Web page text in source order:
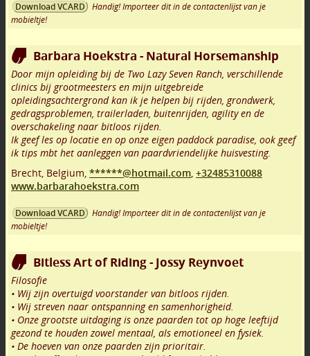
Download VCARD
Handig! Importeer dit in de contactenlijst van je
mobieltje!
Barbara Hoekstra - Natural Horsemanship
Door mijn opleiding bij de Two Lazy Seven Ranch, verschillende
clinics bij grootmeesters en mijn uitgebreide
opleidingsachtergrond kan ik je helpen bij rijden, grondwerk,
gedragsproblemen, trailerladen, buitenrijden, agility en de
overschakeling naar bitloos rijden.
Ik geef les op locatie en op onze eigen paddock paradise, ook geef
ik tips mbt het aanleggen van paardvriendelijke huisvesting.
Brecht, Belgium, ******@hotmail.com, +32485310088
www.barbarahoekstra.com
Download VCARD
Handig! Importeer dit in de contactenlijst van je
mobieltje!
Bitless Art of Riding - Jossy Reynvoet
Filosofie
• Wij zijn overtuigd voorstander van bitloos rijden.
• Wij streven naar ontspanning en samenhorigheid.
• Onze grootste uitdaging is onze paarden tot op hoge leeftijd
gezond te houden zowel mentaal, als emotioneel en fysiek.
• De hoeven van onze paarden zijn prioritair.